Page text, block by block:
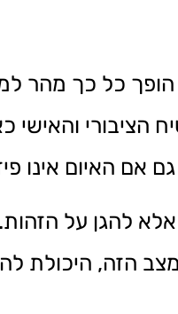
הופך כל כך
והאישי
אם האיום אינו
להגן על
הזה,